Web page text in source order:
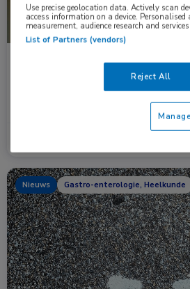
De rol van de MDL-arts bij
In een artikel in Digestive Diseases and
Nieuws Gastro-enterologie, Heelkunde
Use precise geolocation data. Actively scan
access information on a device.
measurement, audience research and
List of Partners (vendors)
Reject All